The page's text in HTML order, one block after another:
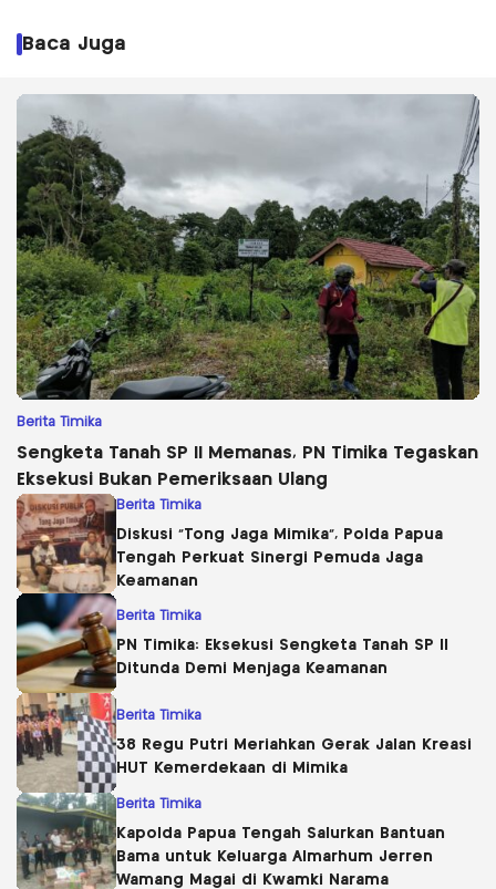
Baca Juga
Berita Timika
Sengketa Tanah SP II Memanas, PN Timika Tegaskan
Eksekusi Bukan Pemeriksaan Ulang
Berita Timika
Diskusi “Tong Jaga Mimika”, Polda Papua
Tengah Perkuat Sinergi Pemuda Jaga
Keamanan
Berita Timika
PN Timika: Eksekusi Sengketa Tanah SP II
Ditunda Demi Menjaga Keamanan
Berita Timika
38 Regu Putri Meriahkan Gerak Jalan Kreasi
HUT Kemerdekaan di Mimika
Berita Timika
Kapolda Papua Tengah Salurkan Bantuan
Bama untuk Keluarga Almarhum Jerren
Wamang Magai di Kwamki Narama